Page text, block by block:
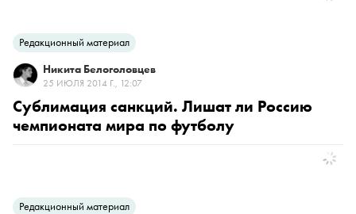
Редакционный материал
Никита Белоголовцев
25 ИЮЛЯ 2014 Г., 12:07
Сублимация санкций. Лишат ли Россию
чемпионата мира по футболу
Редакционный материал